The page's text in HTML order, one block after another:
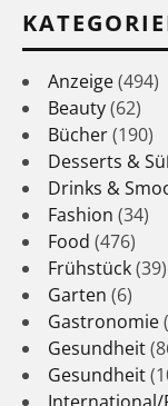
Anzeige(494)
Beauty(62)
Bücher(190)
Desserts &
Drinks &
Fashion (34)
Food (476)
Frühstück(39)
Garten (6)
Gastronomie
Gesundheit
Gesundheit